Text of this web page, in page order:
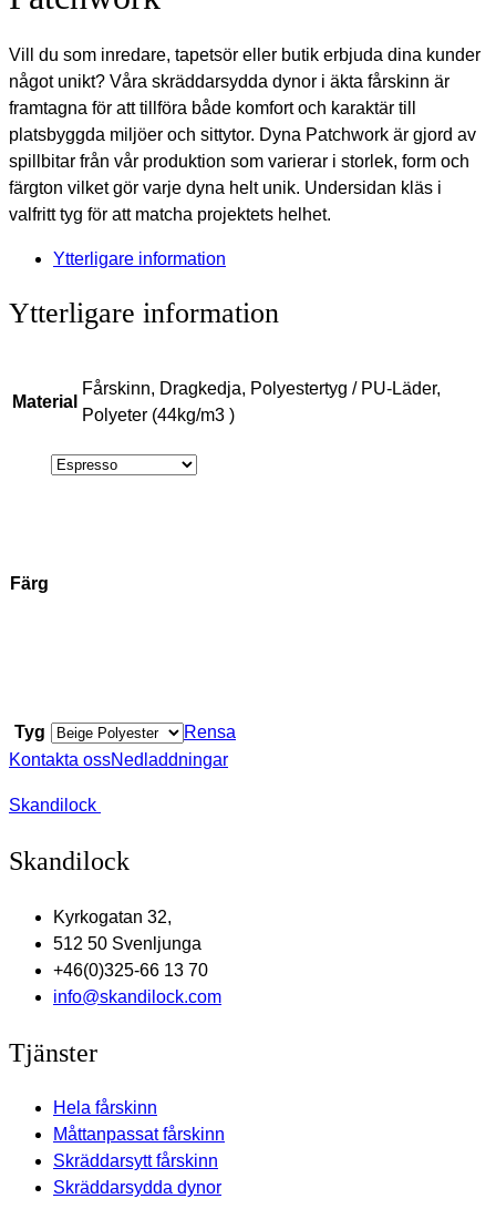
Vill du som inredare, tapetsör eller butik erbjuda dina kunder
något unikt? Våra skräddarsydda dynor i äkta fårskinn är
framtagna för att tillföra både komfort och karaktär till
platsbyggda miljöer och sittytor. Dyna Patchwork är gjord av
spillbitar från vår produktion som varierar i storlek, form och
färgton vilket gör varje dyna helt unik. Undersidan kläs i
valfritt tyg för att matcha projektets helhet.
Ytterligare information
Ytterligare information
Material
Fårskinn, Dragkedja, Polyestertyg / PU-Läder,
Polyeter (44kg/m3 )
Färg
Tyg
Rensa
Kontakta ossNedladdningar
Skandilock
Skandilock
Kyrkogatan 32,
512 50 Svenljunga
+46(0)325-66 13 70
info@skandilock.com
Tjänster
Hela fårskinn
Måttanpassat fårskinn
Skräddarsytt fårskinn
Skräddarsydda dynor